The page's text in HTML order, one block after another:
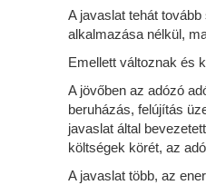
A javaslat tehát
alkalmazása nélkül,
Emellett változnak és
A jövőben az adózó
beruházás, felújítás
javaslat által
költségek körét, az
A javaslat több, az